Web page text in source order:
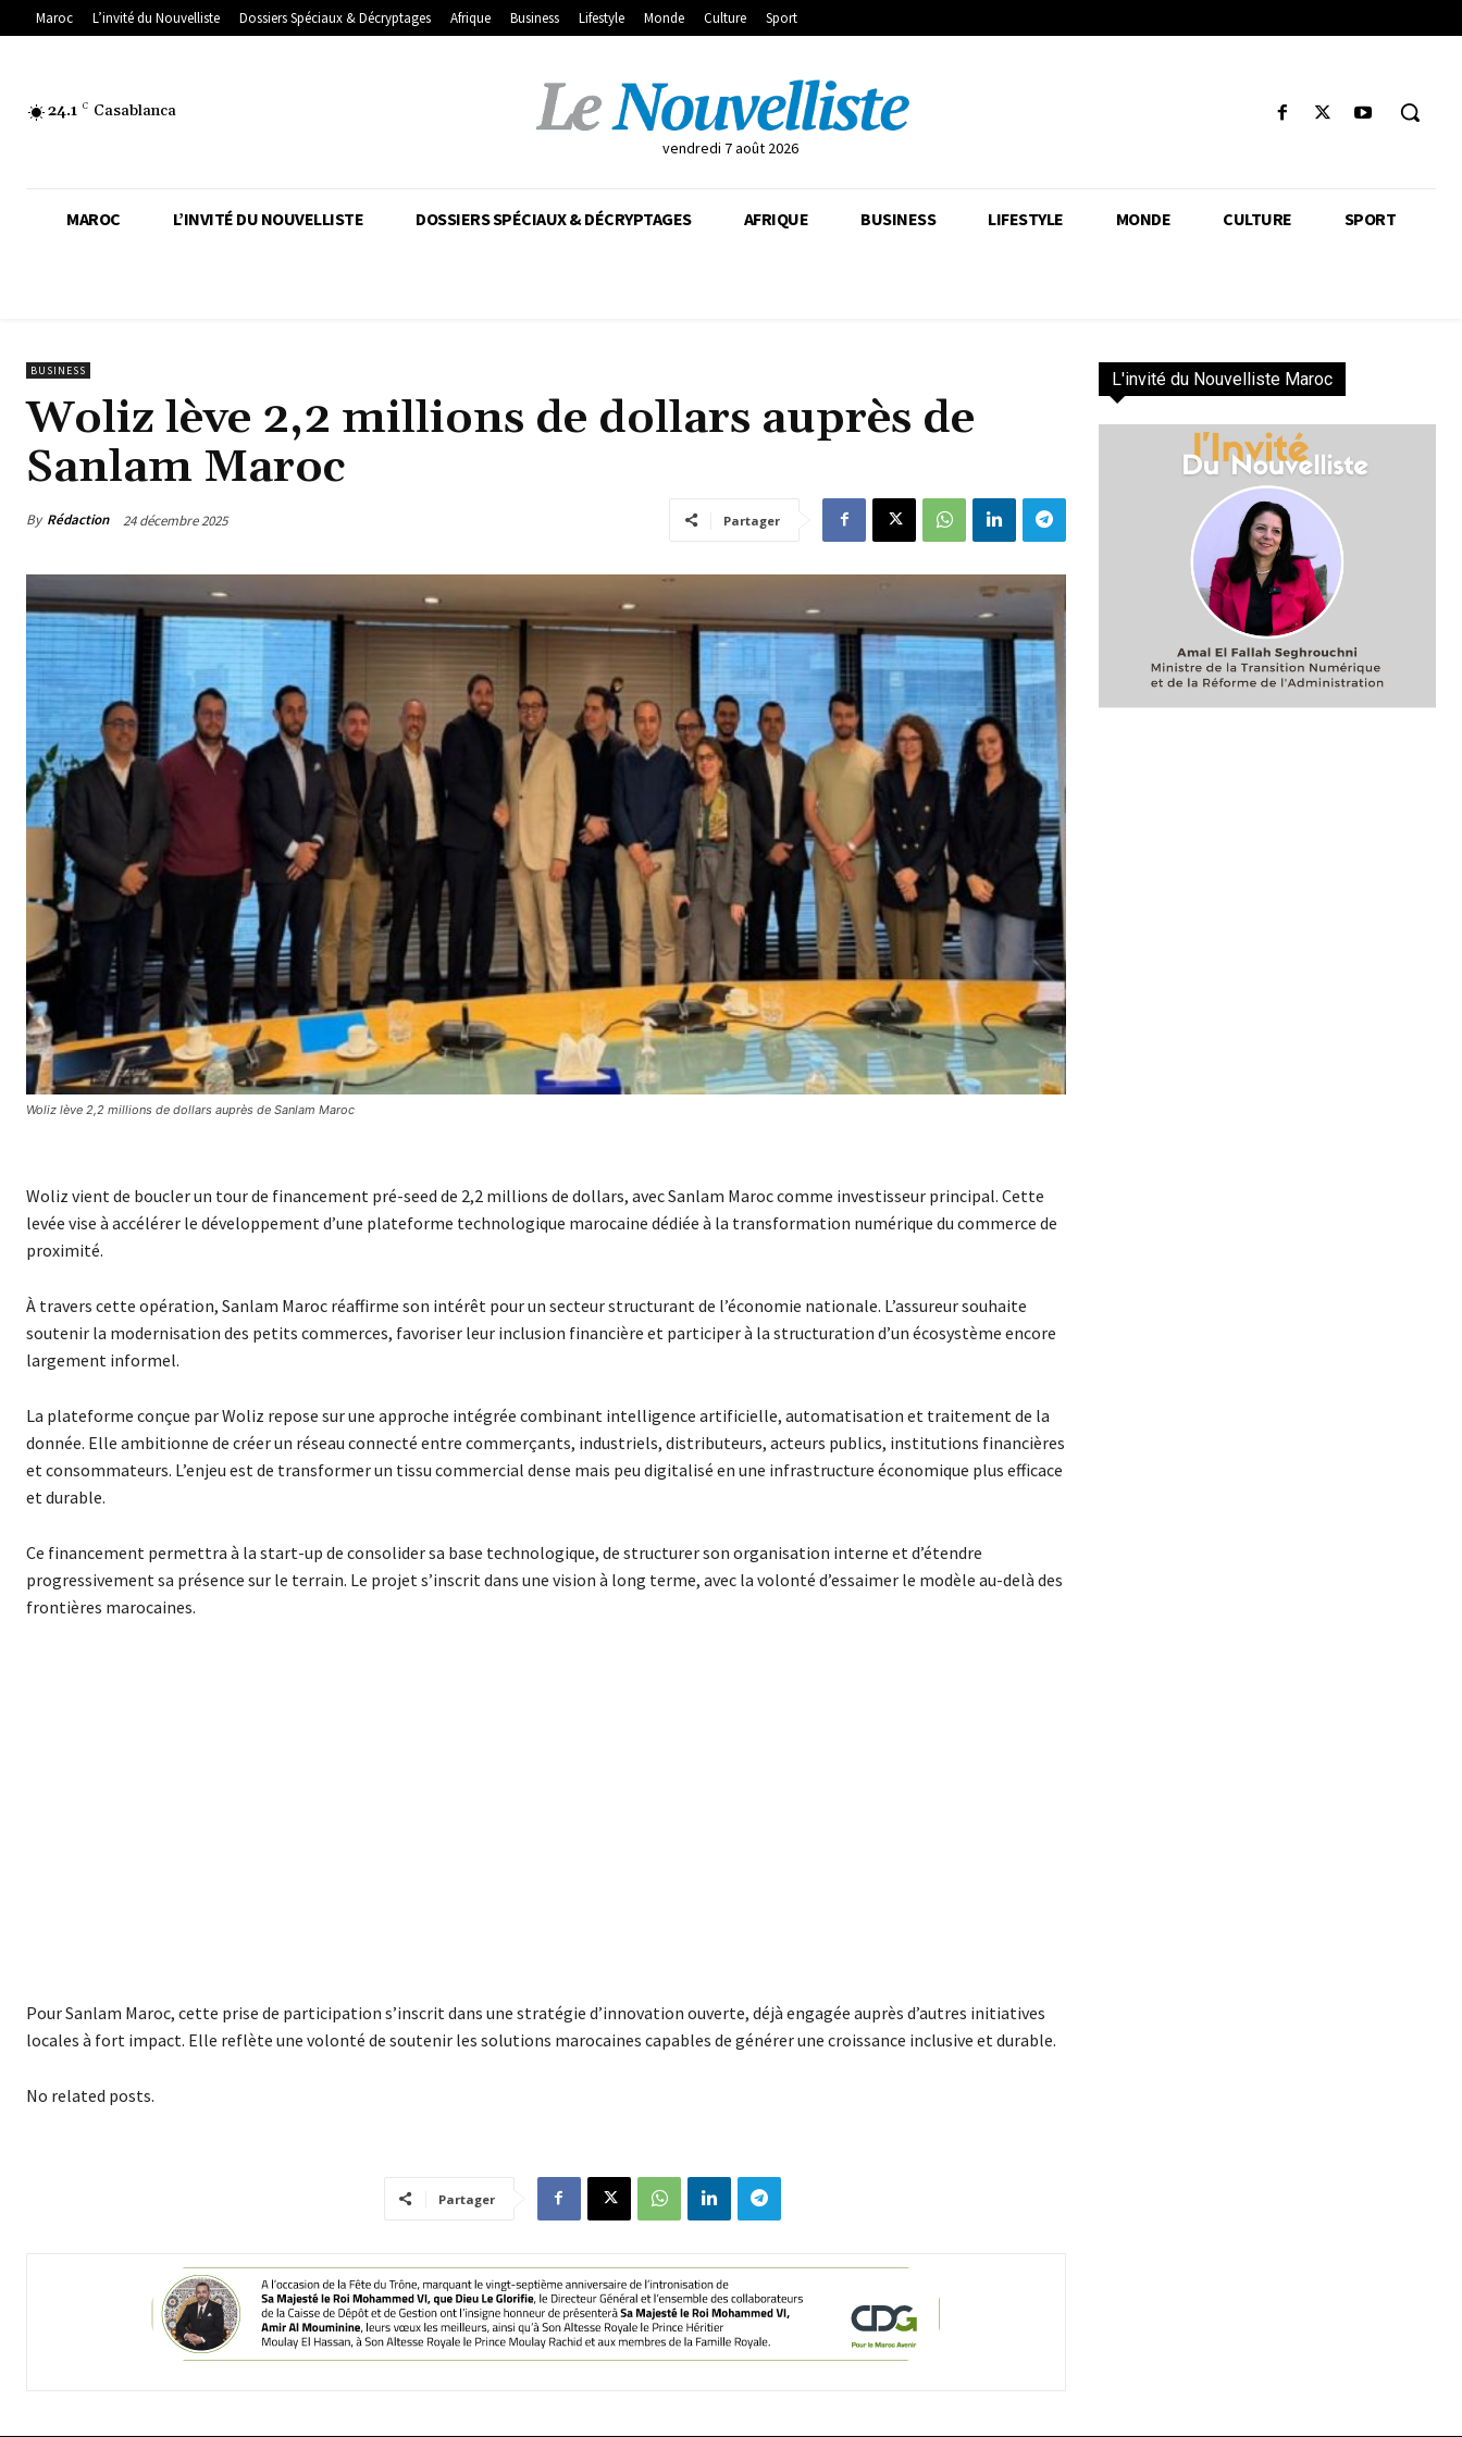
Maroc L’invité du Nouvelliste Dossiers Spéciaux & Décryptages Afrique Business Lifestyle Monde Culture Sport
24.1 C Casablanca
vendredi 7 août 2026
MAROC L’INVITÉ DU NOUVELLISTE DOSSIERS SPÉCIAUX & DÉCRYPTAGES AFRIQUE BUSINESS LIFESTYLE MONDE CULTURE SPORT
BUSINESS
Woliz lève 2,2 millions de dollars auprès de
Sanlam Maroc
By Rédaction 24 décembre 2025 Partager
Woliz lève 2,2 millions de dollars auprès de Sanlam Maroc
Woliz vient de boucler un tour de financement pré-seed de 2,2 millions de dollars, avec Sanlam Maroc comme investisseur principal. Cette
levée vise à accélérer le développement d’une plateforme technologique marocaine dédiée à la transformation numérique du commerce de
proximité.
À travers cette opération, Sanlam Maroc réaffirme son intérêt pour un secteur structurant de l’économie nationale. L’assureur souhaite
soutenir la modernisation des petits commerces, favoriser leur inclusion financière et participer à la structuration d’un écosystème encore
largement informel.
La plateforme conçue par Woliz repose sur une approche intégrée combinant intelligence artificielle, automatisation et traitement de la
donnée. Elle ambitionne de créer un réseau connecté entre commerçants, industriels, distributeurs, acteurs publics, institutions financières
et consommateurs. L’enjeu est de transformer un tissu commercial dense mais peu digitalisé en une infrastructure économique plus efficace
et durable.
Ce financement permettra à la start-up de consolider sa base technologique, de structurer son organisation interne et d’étendre
progressivement sa présence sur le terrain. Le projet s’inscrit dans une vision à long terme, avec la volonté d’essaimer le modèle au-delà des
frontières marocaines.
Pour Sanlam Maroc, cette prise de participation s’inscrit dans une stratégie d’innovation ouverte, déjà engagée auprès d’autres initiatives
locales à fort impact. Elle reflète une volonté de soutenir les solutions marocaines capables de générer une croissance inclusive et durable.
No related posts.
Partager
L'invité du Nouvelliste Maroc